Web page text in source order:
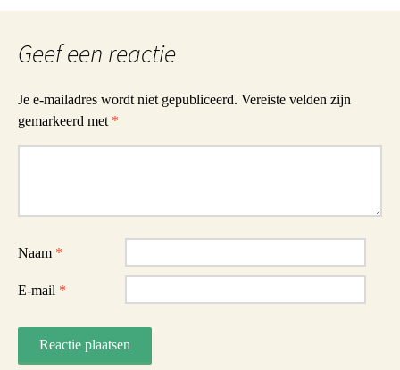
Geef een reactie
Je e-mailadres wordt niet gepubliceerd. Vereiste velden zijn
gemarkeerd met *
Naam *
E-mail *